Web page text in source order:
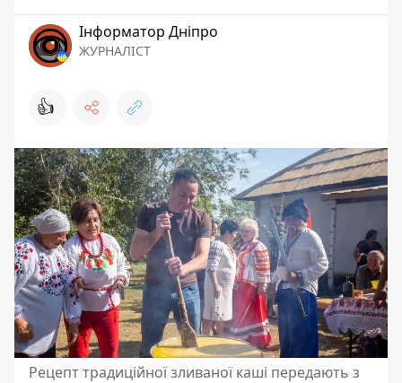
Інформатор Дніпро
ЖУРНАЛІСТ
👍
Рецепт традиційної зливаної каші передають з